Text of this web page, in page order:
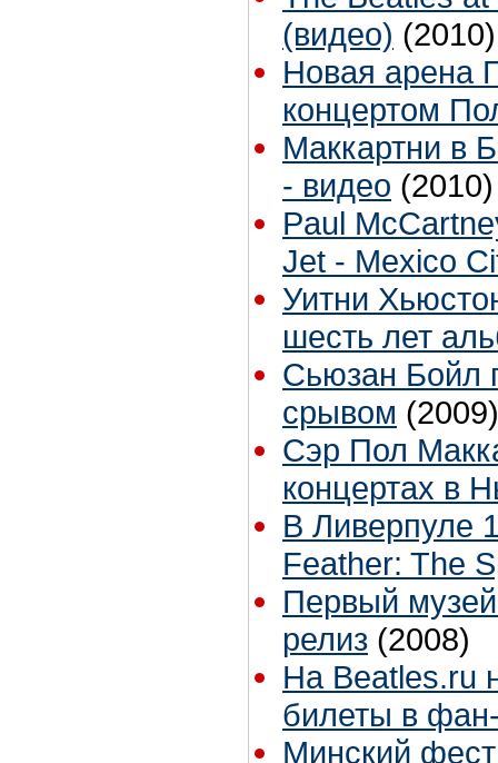
(видео) (2010)
Новая арена
концертом
Маккартни в
- видео (2010)
Paul
Jet - Mexico
Уитни
шесть лет
Сьюзан Бойл
срывом (2009)
Сэр Пол
концертах в
В Ливерпуле
Feather: The
Первый
релиз (2008)
На Beatles.ru
билеты в
Минский